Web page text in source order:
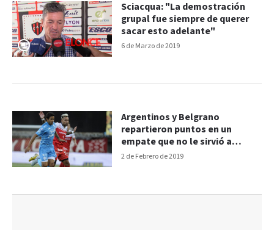
6 de Marzo de 2019
Sciacqua: "La demostración
grupal fue siempre de querer
sacar esto adelante"
2 de Febrero de 2019
Argentinos y Belgrano
repartieron puntos en un
empate que no le sirvió a
ninguno